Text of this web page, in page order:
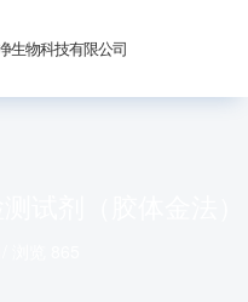
生物科技有限公司